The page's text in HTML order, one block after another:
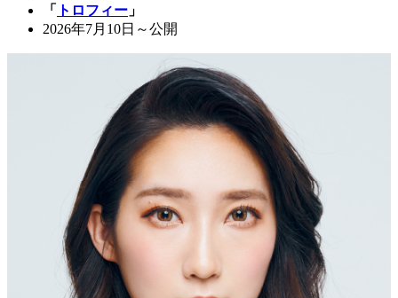
「
トロフィー 」
2026年7月10日～公開